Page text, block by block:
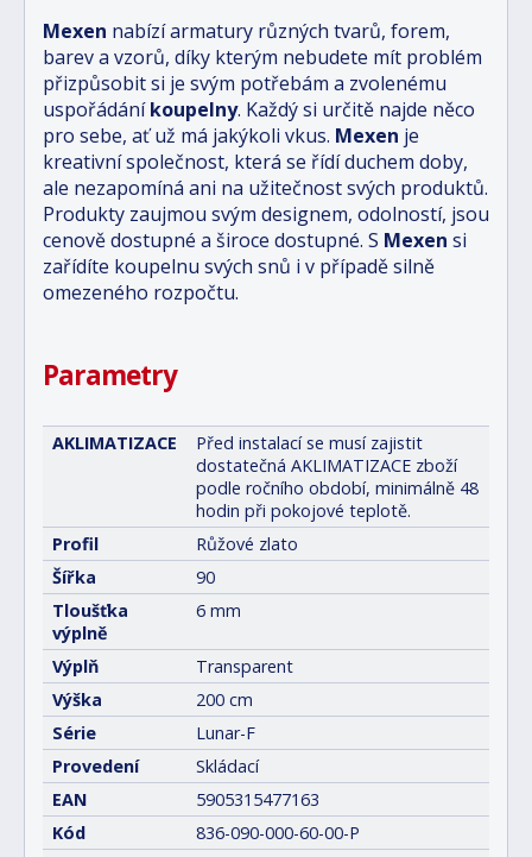
Mexen nabízí armatury různých tvarů, forem,
barev a vzorů, díky kterým nebudete mít problém
přizpůsobit si je svým potřebám a zvolenému
uspořádáníkoupelny. Každý si určitě najde něco
pro sebe, ať už má jakýkoli vkus. Mexen je
kreativní společnost, která se řídí duchem doby,
ale nezapomíná ani na užitečnost svých produktů.
Produkty zaujmou svým designem, odolností, jsou
cenově dostupné a široce dostupné. S Mexen si
zařídíte koupelnu svých snů i v případě silně
omezeného rozpočtu.
Parametry
AKLIMATIZACE
Před instalací se musí zajistit
dostatečná AKLIMATIZACE zboží
podle ročního období, minimálně 48
hodin při pokojové teplotě.
Profil
Růžové zlato
Šířka
90
Tloušťka
výplně
6 mm
Výplň
Transparent
Výška
200 cm
Série
Lunar-F
Provedení
Skládací
EAN
5905315477163
Kód
836-090-000-60-00-P